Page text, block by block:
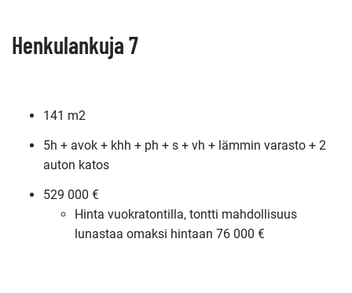
Henkulankuja 7
141 m2
5h + avok + khh + ph + s + vh + lämmin varasto + 2
auton katos
529 000 €
Hinta vuokratontilla, tontti mahdollisuus
lunastaa omaksi hintaan 76 000 €